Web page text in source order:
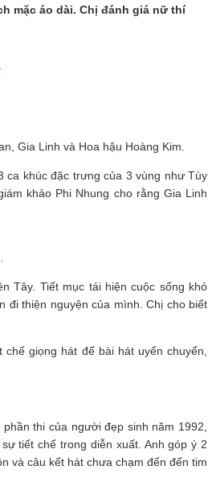
mặc áo dài. Chị đánh giá nữ thí
Gia Linh và Hoa hậu Hoàng Kim.
ca khúc đặc trưng của 3 vùng như Tùy
khảo Phi Nhung cho rằng Gia Linh
Tây. Tiết mục tái hiện cuộc sống khó
đi thiện nguyện của mình. Chị cho biết
giọng hát để bài hát uyển chuyển,
thi của người đẹp sinh năm 1992,
tiết chế trong diễn xuất. Anh góp ý 2
và câu kết hát chưa chạm đến đến tim